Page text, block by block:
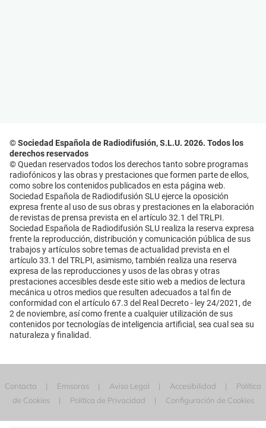
© Sociedad Española de Radiodifusión, S.L.U. 2026. Todos los
derechos reservados
© Quedan reservados todos los derechos tanto sobre programas
radiofónicos y las obras y prestaciones que formen parte de ellos,
como sobre los contenidos publicados en esta página web.
Sociedad Española de Radiodifusión SLU ejerce la oposición
expresa frente al uso de sus obras y prestaciones en la elaboración
de revistas de prensa prevista en el artículo 32.1 del TRLPI.
Sociedad Española de Radiodifusión SLU realiza la reserva expresa
frente la reproducción, distribución y comunicación pública de sus
trabajos y artículos sobre temas de actualidad prevista en el
artículo 33.1 del TRLPI, asimismo, también realiza una reserva
expresa de las reproducciones y usos de las obras y otras
prestaciones accesibles desde este sitio web a medios de lectura
mecánica u otros medios que resulten adecuados a tal fin de
conformidad con el artículo 67.3 del Real Decreto - ley 24/2021, de
2 de noviembre, así como frente a cualquier utilización de sus
contenidos por tecnologías de inteligencia artificial, sea cual sea su
naturaleza y finalidad.
Contacta Emisoras Aviso Legal Accesibilidad
Política
de Cookies
Política de Privacidad Configuración de Cookies